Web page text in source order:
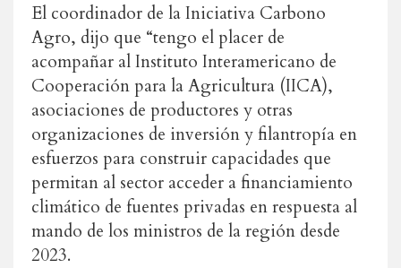
El coordinador de la Iniciativa Carbono
Agro, dijo que “tengo el placer de
acompañar al Instituto Interamericano de
Cooperación para la Agricultura (IICA),
asociaciones de productores y otras
organizaciones de inversión y filantropía en
esfuerzos para construir capacidades que
permitan al sector acceder a financiamiento
climático de fuentes privadas en respuesta al
mando de los ministros de la región desde
2023.